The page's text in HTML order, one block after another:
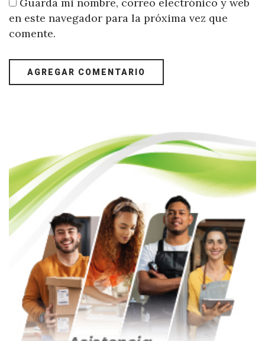
en este navegador para la próxima vez que
comente.